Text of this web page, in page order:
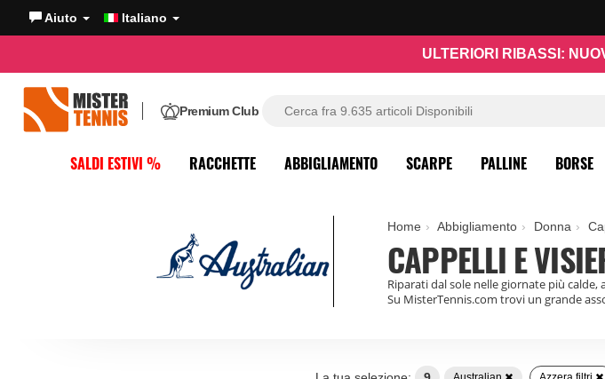
Aiuto Italiano
ULTERIORI RIBASSI:
Premium Club
SALDI ESTIVI % RACCHETTE ABBIGLIAMENTO SCARPE PALLINE BORSE
Home Abbigliamento Donna
CAPPELLI E
Riparati dal sole nelle giornate più
Su MisterTennis.com trovi un grande